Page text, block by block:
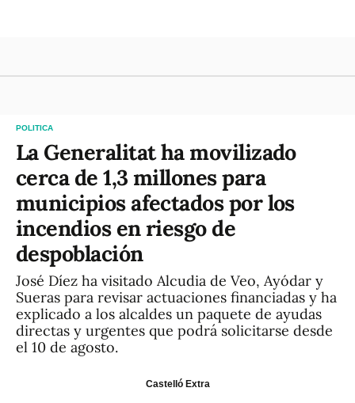
POLITICA
La Generalitat ha movilizado
cerca de 1,3 millones para
municipios afectados por los
incendios en riesgo de
despoblación
José Díez ha visitado Alcudia de Veo, Ayódar y
Sueras para revisar actuaciones financiadas y ha
explicado a los alcaldes un paquete de ayudas
directas y urgentes que podrá solicitarse desde
el 10 de agosto.
Castelló Extra